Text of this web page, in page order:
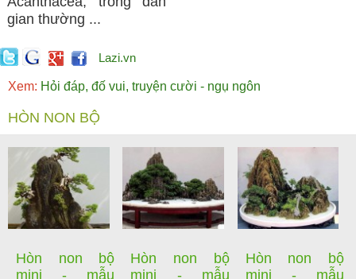
gian thường ...
Lazi.vn
Xem: Hỏi đáp, đố vui, truyện cười - ngụ ngôn
HÒN NON BỘ
Hòn non bộ
mini - mẫu
Hòn non bộ
mini - mẫu
Hòn non bộ
mini - mẫu